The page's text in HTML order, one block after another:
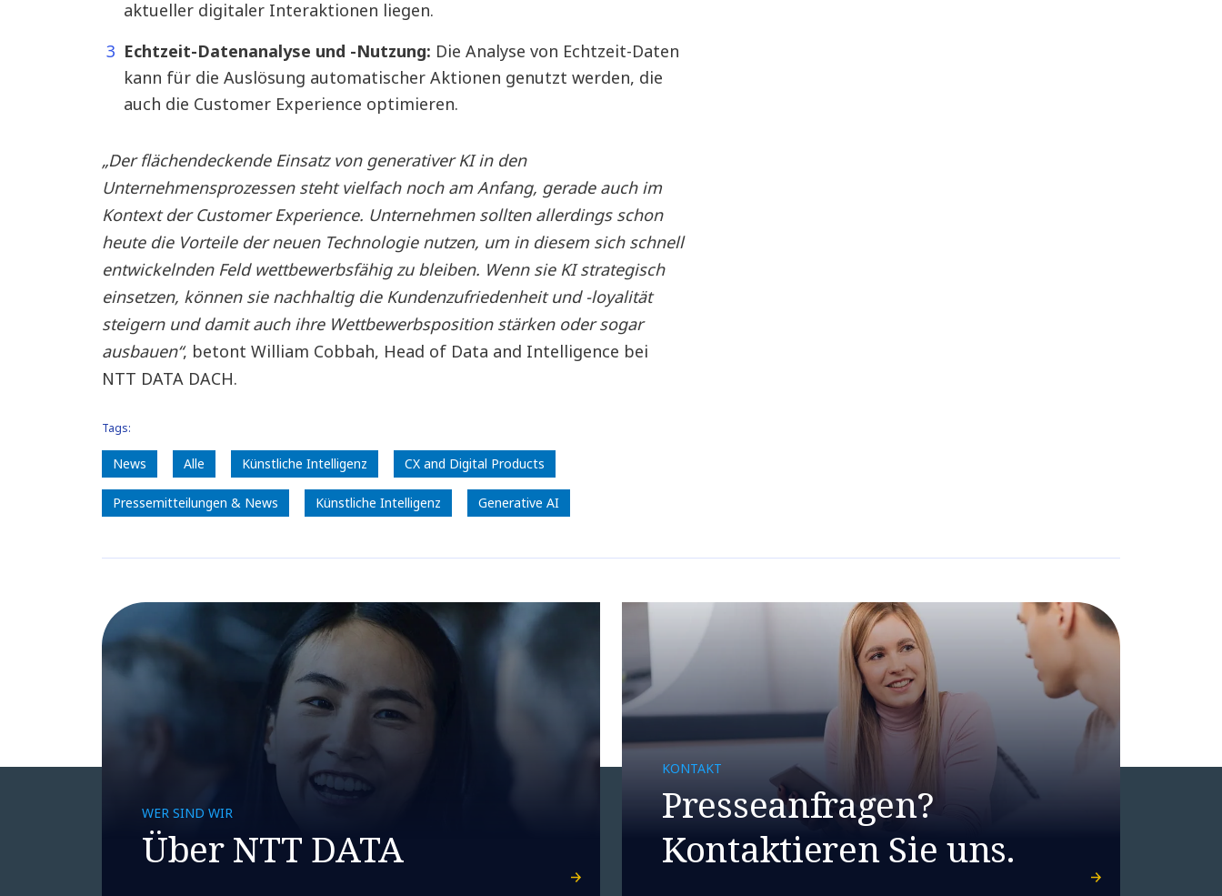
aktueller digitaler Interaktionen liegen.
Echtzeit-Datenanalyse und -Nutzung: Die Analyse von Echtzeit-Daten
kann für die Auslösung automatischer Aktionen genutzt werden, die
auch die Customer Experience optimieren.
„Der flächendeckende Einsatz von generativer KI in den
Unternehmensprozessen steht vielfach noch am Anfang, gerade auch im
Kontext der Customer Experience. Unternehmen sollten allerdings schon
heute die Vorteile der neuen Technologie nutzen, um in diesem sich schnell
entwickelnden Feld wettbewerbsfähig zu bleiben. Wenn sie KI strategisch
einsetzen, können sie nachhaltig die Kundenzufriedenheit und -loyalität
steigern und damit auch ihre Wettbewerbsposition stärken oder sogar
ausbauen“, betont William Cobbah, Head of Data and Intelligence bei
NTT DATA DACH.
Tags:
News Alle Künstliche Intelligenz CX and Digital Products
Pressemitteilungen & News Künstliche Intelligenz Generative AI
WER SIND WIR
Über NTT DATA
KONTAKT
Presseanfragen?
Kontaktieren Sie uns.